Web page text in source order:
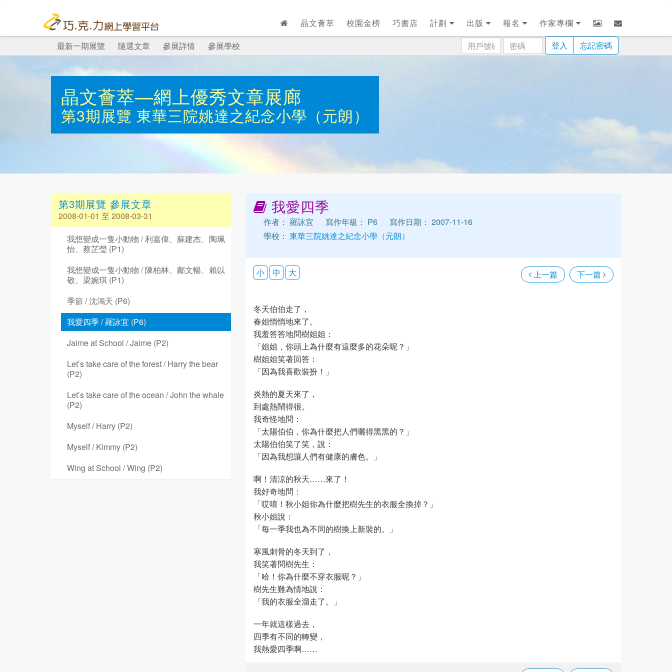
晶文薈萃 校園金榜 巧書店 計劃 出版 報名
作家專欄
用
戶
密
碼
登入 忘記密碼
最新一期展覽 隨選文章 參展詳情 參展學校
晶文薈萃—網上優秀文章展廊
第3期展覽 東華三院姚達之紀念小學（元朗）
第3期展覽 參展文章
2008-01-01 至 2008-03-31
我想變成一隻小動物 / 利嘉偉、蘇建杰、陶珮
怡、蔡芷瑩 (P1)
我想變成一隻小動物 / 陳柏林、鄺文暢、賴以
敬、梁婉琪 (P1)
季節 / 沈鴻天 (P6)
我愛四季 / 羅詠宜 (P6)
Jaime at School / Jaime (P2)
Let’s take care of the forest / Harry the bear
(P2)
Let’s take care of the ocean / John the whale
(P2)
Myself / Harry (P2)
Myself / Kimmy (P2)
Wing at School / Wing (P2)
我愛四季
作者： 羅詠宜 寫作年級： P6
寫作日期： 2007-11-16
學校： 東華三院姚達之紀念小學（元朗）
上一篇 下一篇
小 中 大
冬天伯伯走了，
春姐悄悄地來了。
我羞答答地問樹姐姐：
「姐姐，你頭上為什麼有這麼多的花朵呢？」
樹姐姐笑著回答：
「因為我喜歡裝扮！」
炎熱的夏天來了，
到處熱鬧得很。
我奇怪地問：
「太陽伯伯，你為什麼把人們曬得黑黑的？」
太陽伯伯笑了笑，說：
「因為我想讓人們有健康的膚色。」
啊！清涼的秋天……來了！
我好奇地問：
「哎唷！秋小姐你為什麼把樹先生的衣服全換掉？」
秋小姐說：
「每一季我也為不同的樹換上新裝的。」
寒風刺骨的冬天到了，
我笑著問樹先生：
「哈！你為什麼不穿衣服呢？」
樹先生難為情地說：
「我的衣服全溜走了。」
一年就這樣過去，
四季有不同的轉變，
我熱愛四季啊……